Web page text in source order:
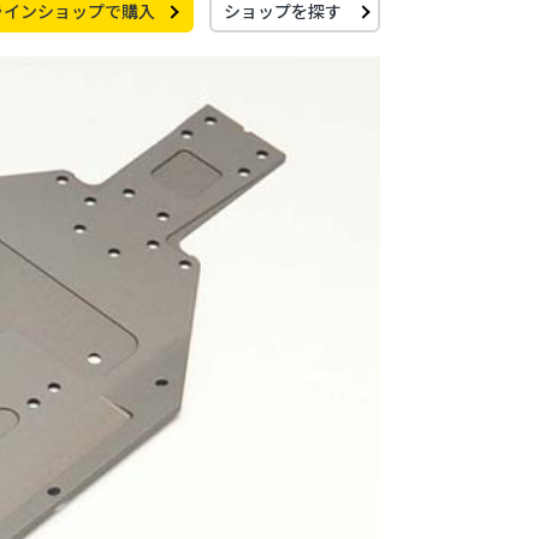
ンショップで購入 ショップを探す